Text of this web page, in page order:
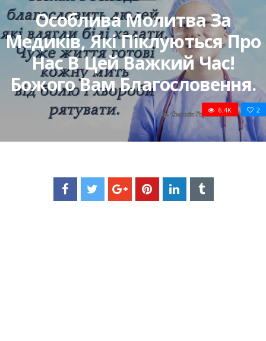
Особлива Молитва За
Медиків, Які Піклуються Про
Нас В Цей Важкий Час!
Божого Вам Благословення.
2
6.4K